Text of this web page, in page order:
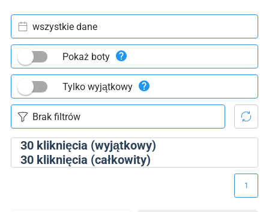
30kliknięcia (wyjątkowy)
30kliknięcia (całkowity)
wszystkie dane
Pokaż boty
Tylko wyjątkowy
1